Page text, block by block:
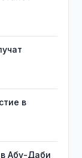
в
Абу-Даби